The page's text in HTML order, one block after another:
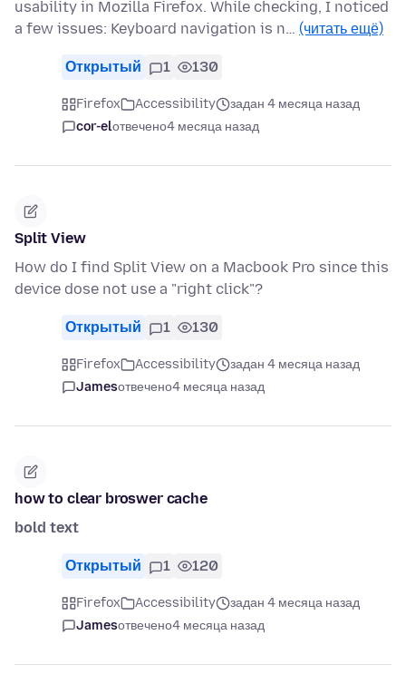
usability in Mozilla Firefox. While checking, I noticed
a few issues: Keyboard navigation is n… (читать ещё)
Открытый 1 130
Firefox Accessibility
задан 4 месяца назад
cor-elотвечено4 месяца назад
Split View
How do I find Split View on a Macbook Pro since this
device dose not use a "right click"?
Открытый 1 130
Firefox Accessibility
задан 4 месяца назад
Jamesотвечено4 месяца назад
how to clear broswer cache
bold text
Открытый 1 120
Firefox Accessibility
задан 4 месяца назад
Jamesотвечено4 месяца назад